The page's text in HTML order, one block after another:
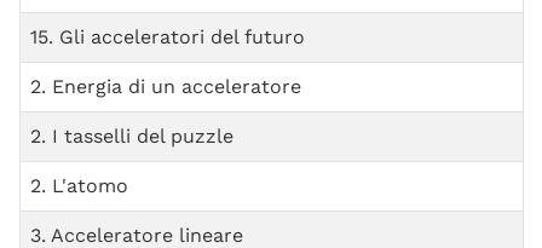
15. Gli acceleratori del futuro
2. Energia di un acceleratore
2. I tasselli del puzzle
2. L'atomo
3. Acceleratore lineare